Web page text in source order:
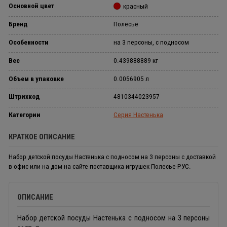
Основной цвет красный
Бренд Полесье
Особенности на 3 персоны, с подносом
Вес 0.439888889 кг
Объем в упаковке 0.0056905 л
Штрихкод 4810344023957
Категории Серия Настенька
КРАТКОЕ ОПИСАНИЕ
Набор детской посуды Настенька с подносом на 3 персоны с доставкой
в офис или на дом на сайте поставщика игрушек Полесье-РУС.
ОПИСАНИЕ
Набор детской посуды Настенька с подносом на 3 персоны